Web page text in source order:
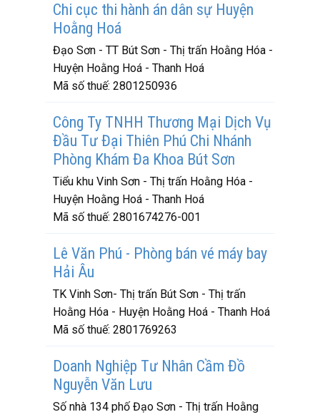
Chi cục thi hành án dân sự Huyện
Hoằng Hoá
Đạo Sơn - TT Bút Sơn - Thị trấn Hoằng Hóa -
Huyện Hoằng Hoá - Thanh Hoá
Mã số thuế: 2801250936
Công Ty TNHH Thương Mại Dịch Vụ
Đầu Tư Đại Thiên Phú Chi Nhánh
Phòng Khám Đa Khoa Bút Sơn
Tiểu khu Vinh Sơn - Thị trấn Hoằng Hóa -
Huyện Hoằng Hoá - Thanh Hoá
Mã số thuế: 2801674276-001
Lê Văn Phú - Phòng bán vé máy bay
Hải Âu
TK Vinh Sơn- Thị trấn Bút Sơn - Thị trấn
Hoằng Hóa - Huyện Hoằng Hoá - Thanh Hoá
Mã số thuế: 2801769263
Doanh Nghiệp Tư Nhân Cầm Đồ
Nguyễn Văn Lưu
Số nhà 134 phố Đạo Sơn - Thị trấn Hoằng